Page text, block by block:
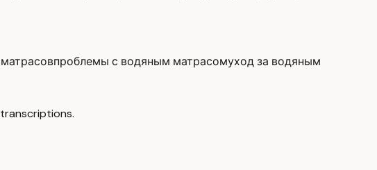
проблемы с водяным матрасомуход за водяным